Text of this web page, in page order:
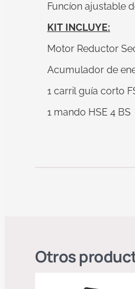
Funcíon ajustable
KIT INCLUYE:
Motor Reductor
Acumulador de
1 carril guía corto
1 mando HSE 4 BS
Otros